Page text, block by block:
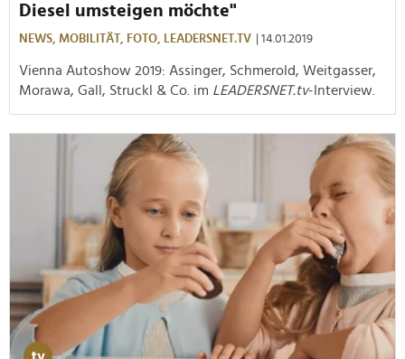
Diesel umsteigen möchte"
NEWS, MOBILITÄT, FOTO, LEADERSNET.TV | 14.01.2019
Vienna Autoshow 2019: Assinger, Schmerold, Weitgasser,
Morawa, Gall, Struckl & Co. im LEADERSNET.tv-Interview.